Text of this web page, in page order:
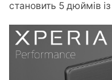
становить 5 дюймів